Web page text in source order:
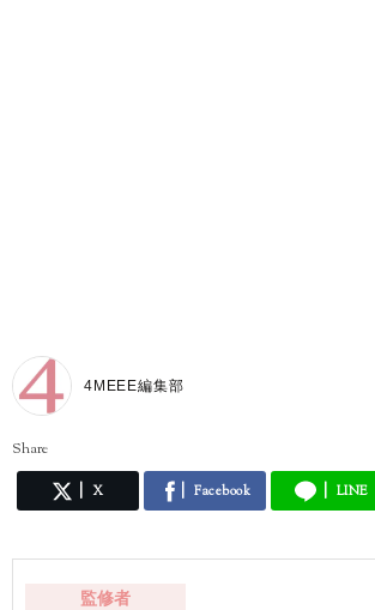
4MEEE編集部
Share
X Facebook LINE
監修者